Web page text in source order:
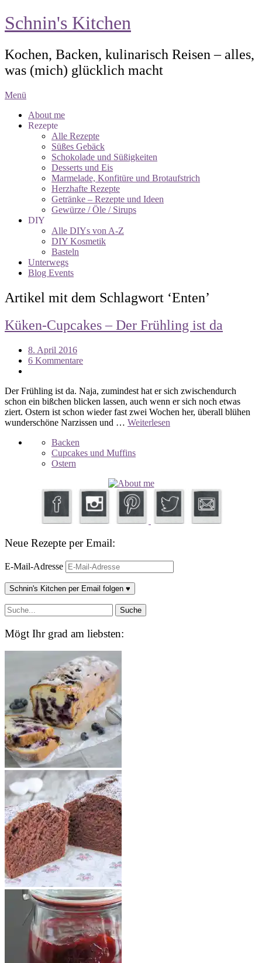
Schnin's Kitchen
Kochen, Backen, kulinarisch Reisen – alles,
was (mich) glücklich macht
Menü
About me
Rezepte
Alle Rezepte
Süßes Gebäck
Schokolade und Süßigkeiten
Desserts und Eis
Marmelade, Konfitüre und Brotaufstrich
Herzhafte Rezepte
Getränke – Rezepte und Ideen
Gewürze / Öle / Sirups
DIY
Alle DIYs von A-Z
DIY Kosmetik
Basteln
Unterwegs
Blog Events
Artikel mit dem Schlagwort ‘Enten’
Küken-Cupcakes – Der Frühling ist da
8. April 2016
6 Kommentare
Der Frühling ist da. Naja, zumindest hat er sich zwischendurch
schon ein bißchen blicken lassen, auch wenn er sich noch etwas
ziert. Ostern ist schon wieder fast zwei Wochen her, überall blühen
wunderschöne Narzissen und … Weiterlesen
Backen
Cupcakes und Muffins
Ostern
Neue Rezepte per Email:
E-Mail-Adresse
Schnin's Kitchen per Email folgen ♥
Mögt Ihr grad am liebsten: